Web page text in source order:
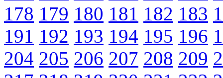
178 179 180 181 182 183
191 192 193 194 195 196
204 205 206 207 208 209